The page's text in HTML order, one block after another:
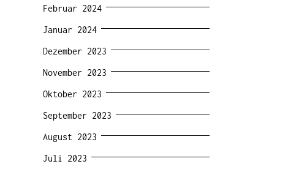
Februar 2024
Januar 2024
Dezember 2023
November 2023
Oktober 2023
September 2023
August 2023
Juli 2023